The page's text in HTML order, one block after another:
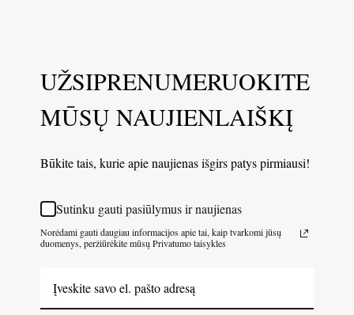
UŽSIPRENUMERUOKITE
MŪSŲ NAUJIENLAIŠKĮ
Būkite tais, kurie apie naujienas išgirs patys pirmiausi!
Sutinku gauti pasiūlymus ir naujienas
Norėdami gauti daugiau informacijos apie tai, kaip tvarkomi jūsų
duomenys, peržiūrėkite mūsų Privatumo taisykles